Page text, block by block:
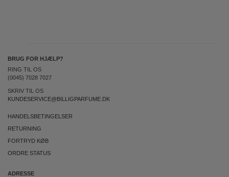
BRUG FOR HJÆLP?
RING TIL OS
(0045) 7028 7027
SKRIV TIL OS
KUNDESERVICE@BILLIGPARFUME.DK
HANDELSBETINGELSER
RETURNING
FORTRYD KØB
ORDRE STATUS
ADRESSE